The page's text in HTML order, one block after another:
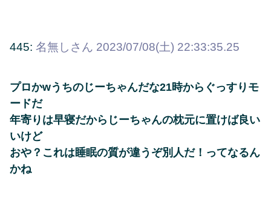
445: 名無しさん 2023/07/08(土) 22:33:35.25
プロかwうちのじーちゃんだな21時からぐっすりモ
ードだ
年寄りは早寝だからじーちゃんの枕元に置けば良い
いけど
おや？これは睡眠の質が違うぞ別人だ！ってなるん
かね